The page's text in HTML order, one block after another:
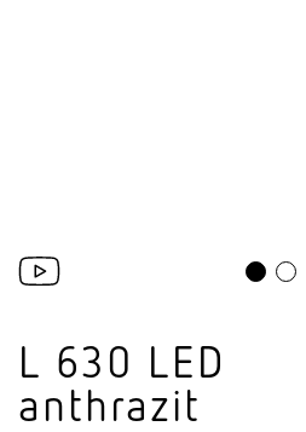
L 630 LED
anthrazit